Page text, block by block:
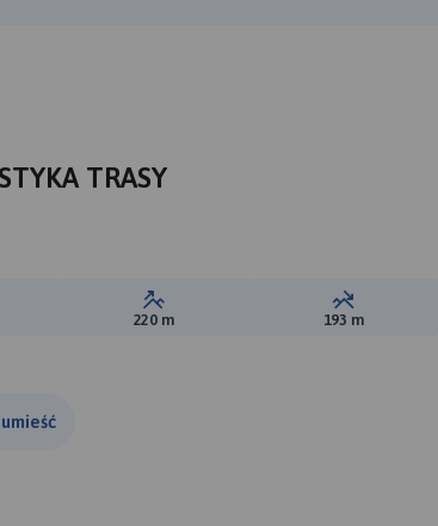
TRASY
trasy: Suma przewyższeń:
220 m Suma
193 m
umieść